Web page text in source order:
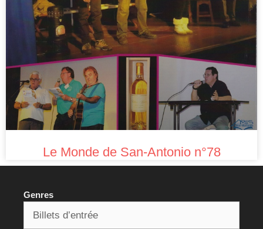
Le Monde de San-Antonio n°78
Genres